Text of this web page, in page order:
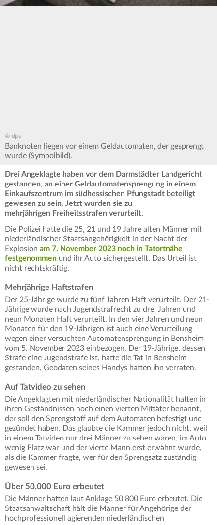
© dpa
Banknoten liegen vor einem Geldautomaten, der gesprengt
wurde (Symbolbild).
Drei Angeklagte haben vor dem Darmstädter Landgericht
gestanden, an einer Geldautomatensprengung in einem
Einkaufszentrum im südhessischen Pfungstadt beteiligt
gewesen zu sein. Jetzt wurden sie zu
mehrjährigen Freiheitsstrafen verurteilt.
Die Polizei hatte die 25, 21 und 19 Jahre alten Männer mit
niederländischer Staatsangehörigkeit in der Nacht der
Explosion am 7. November 2023 noch in Tatortnähe
festgenommen und ihr Auto sichergestellt. Das Urteil ist
nicht rechtskräftig.
Mehrjährige Haftstrafen
Der 25-Jährige wurde zu fünf Jahren Haft verurteilt. Der 21-
Jährige wurde nach Jugendstrafrecht zu drei Jahren und
neun Monaten Haft verurteilt. In den vier Jahren und neun
Monaten für den 19-Jährigen ist auch eine Verurteilung
wegen einer versuchten Automatensprengung in Bensheim
vom 5. November 2023 einbezogen. Der 19-Jährige, dessen
Strafe eine Jugendstrafe ist, hatte die Tat in Bensheim
gestanden, Geodaten seines Handys hatten ihn verraten.
Auf Tatvideo zu sehen
Die Angeklagten mit niederländischer Nationalität hatten in
ihren Geständnissen noch einen vierten Mittäter benannt,
der soll den Sprengstoff auf dem Automaten befestigt und
gezündet haben. Das glaubte die Kammer jedoch nicht, weil
in einem Tatvideo nur drei Männer zu sehen waren, im Auto
wenig Platz war und der vierte Mann erst erwähnt wurde,
als die Kammer fragte, wer für den Sprengsatz zuständig
gewesen sei.
Über 50.000 Euro erbeutet
Die Männer hatten laut Anklage 50.800 Euro erbeutet. Die
Staatsanwaltschaft hält die Männer für Angehörige der
hochprofessionell agierenden niederländischen